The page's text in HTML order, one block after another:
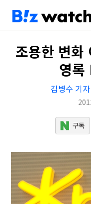
조용한 변화
영록
김병수 기자